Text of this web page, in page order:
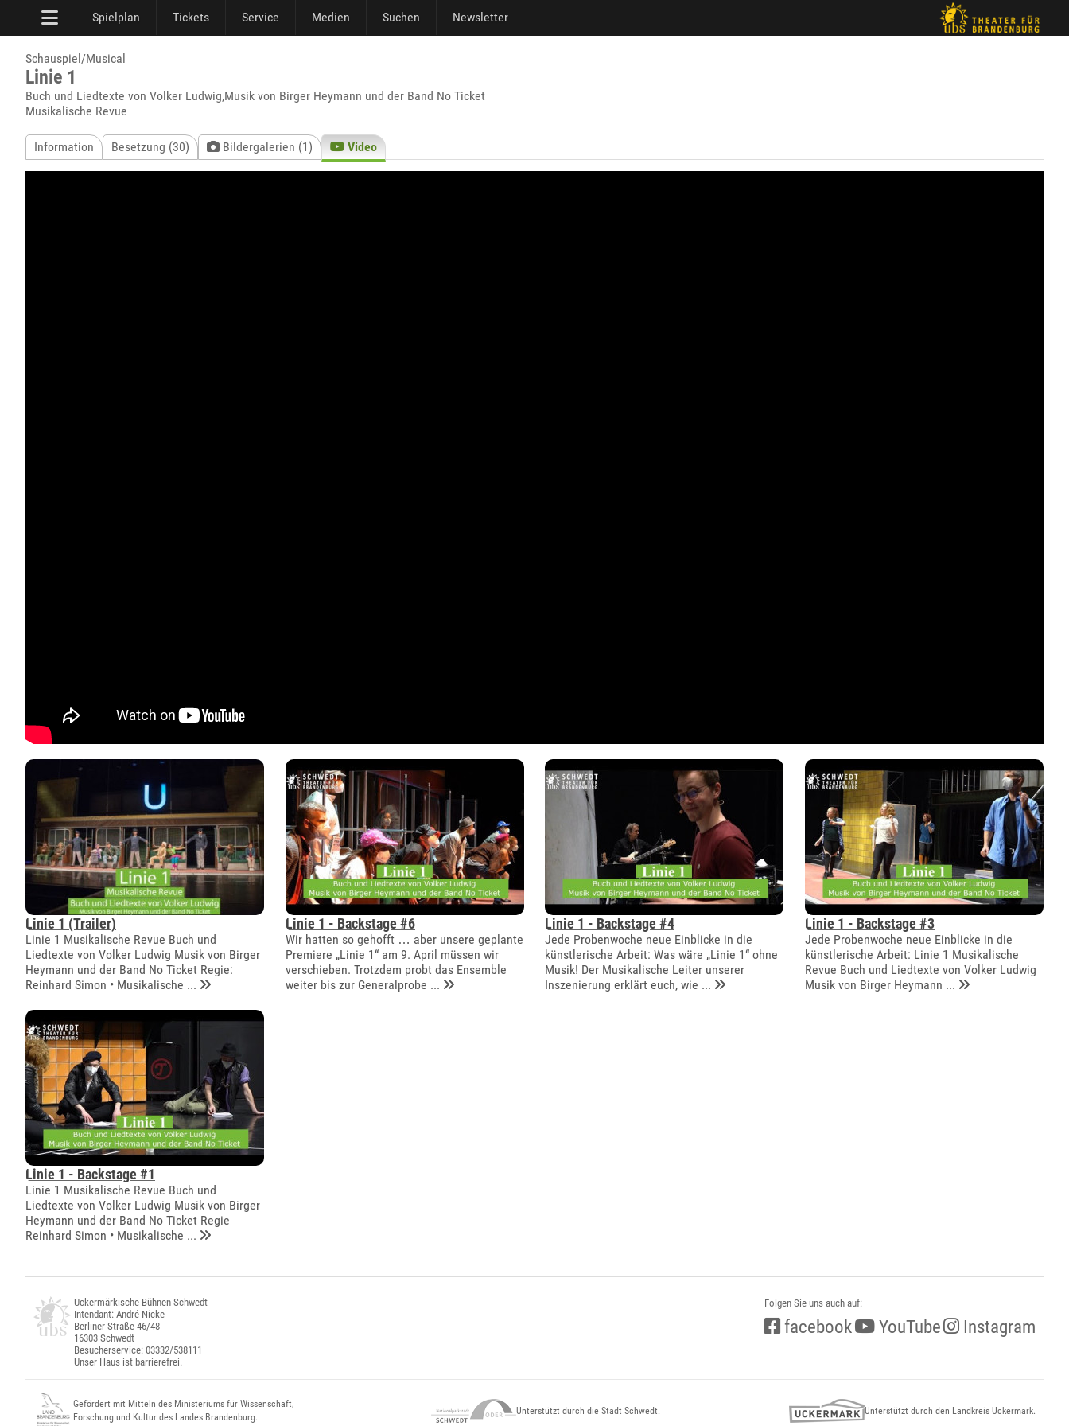
Spielplan Tickets Service Medien Suchen Newsletter
Schauspiel/Musical
Linie 1
Buch und Liedtexte von Volker Ludwig,Musik von Birger Heymann und der Band No Ticket
Musikalische Revue
Information Besetzung (30) Bildergalerien (1) Video
Linie 1 (Trailer)
Linie 1 Musikalische Revue Buch und
Liedtexte von Volker Ludwig Musik von Birger
Heymann und der Band No Ticket Regie:
Reinhard Simon • Musikalische ...
Linie 1 - Backstage #1
Linie 1 Musikalische Revue Buch und
Liedtexte von Volker Ludwig Musik von Birger
Heymann und der Band No Ticket Regie
Reinhard Simon • Musikalische ...
Linie 1 - Backstage #6
Wir hatten so gehofft … aber unsere geplante
Premiere „Linie 1“ am 9. April müssen wir
verschieben. Trotzdem probt das Ensemble
weiter bis zur Generalprobe ...
Linie 1 - Backstage #4
Jede Probenwoche neue Einblicke in die
künstlerische Arbeit: Was wäre „Linie 1“ ohne
Musik! Der Musikalische Leiter unserer
Inszenierung erklärt euch, wie ...
Linie 1 - Backstage #3
Jede Probenwoche neue Einblicke in die
künstlerische Arbeit: Linie 1 Musikalische
Revue Buch und Liedtexte von Volker Ludwig
Musik von Birger Heymann ...
Uckermärkische Bühnen Schwedt
Intendant: André Nicke
Berliner Straße 46/48
16303 Schwedt
Besucherservice: 03332/538111
Unser Haus ist barrierefrei.
Folgen Sie uns auch auf:
facebook YouTube Instagram
Gefördert mit Mitteln des Ministeriums für Wissenschaft,
Forschung und Kultur des Landes Brandenburg.
Unterstützt durch die Stadt Schwedt. Unterstützt durch den Landkreis Uckermark.